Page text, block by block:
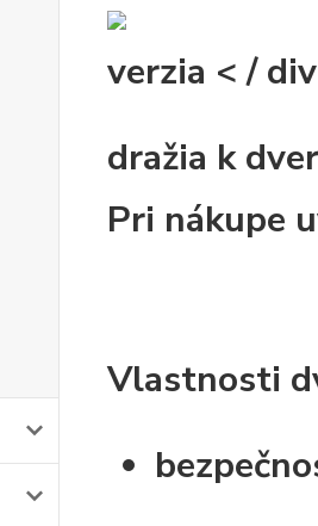
verzia < /
dražia k
Pri nákupe
Vlastnosti